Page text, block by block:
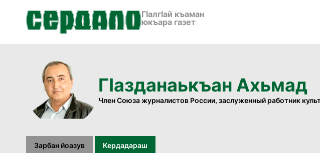
ГӀалгӀай къаман
юкъара газет
Гӏазданаькъан Ахьмад
Член Союза журналистов России, заслуженный работник
Зарбан йоазув Кердадараш